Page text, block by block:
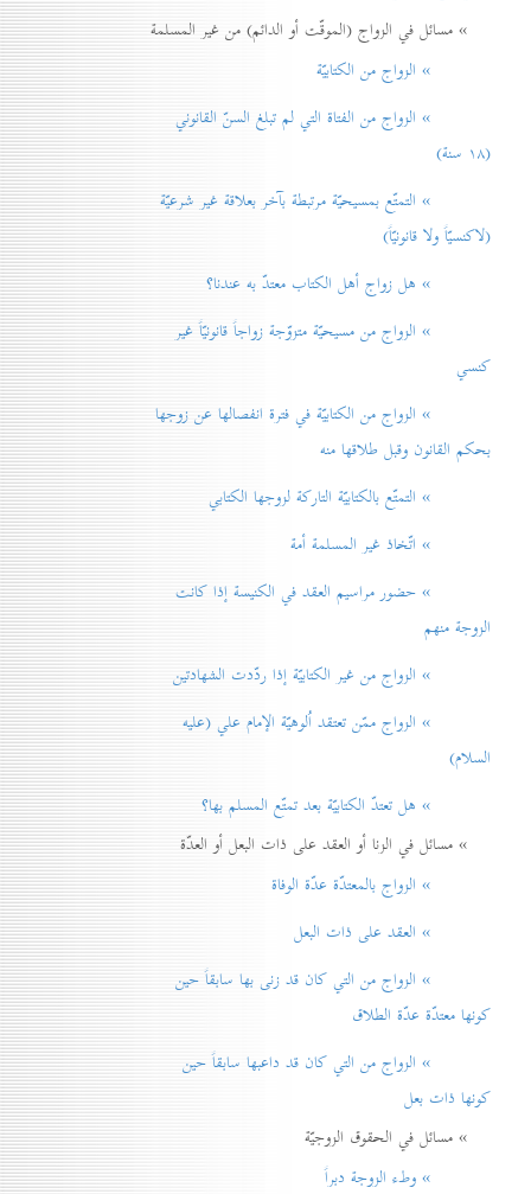
» مسائل في الزواج (الموقّت أو الدائم) من غير المسلمة
» الزواج من الكتابيّة
» الزواج من الفتاة التي لم تبلغ السنّ القانوني
(۱۸ سنة)
» التمتّع بمسيحيّة مرتبطة بآخر بعلاقة غير شرعيّة
(لاكنسيّاً ولا قانونيّاً)
» هل زواج أهل الكتاب معتدّ به عندنا؟
» الزواج من مسيحيّة متزوّجة زواجاً قانونيّاً غير
كنسي
» الزواج من الكتابيّة في فترة انفصالها عن زوجها
بحكم القانون وقبل طلاقها منه
» التمتّع بالكتابيّة التاركة لزوجها الكتابي
» اتّخاذ غير المسلمة أمة
» حضور مراسيم العقد في الكنيسة إذا كانت
الزوجة منهم
» الزواج من غير الكتابيّة إذا ردّدت الشهادتين
» الزواج ممّن تعتقد اُلوهيّة الإمام علي (عليه
السلام)
» هل تعتدّ الكتابيّة بعد تمتّع المسلم بها؟
» مسائل في الزنا أو العقد على ذات البعل أو العدّة
» الزواج بالمعتدّة عدّة الوفاة
» العقد على ذات البعل
» الزواج من التي كان قد زنی بها سابقاً حين
كونها معتدّة عدّة الطلاق
» الزواج من التي كان قد داعبها سابقاً حين
كونها ذات بعل
» مسائل في الحقوق الزوجيّة
» وطء الزوجة دبراً